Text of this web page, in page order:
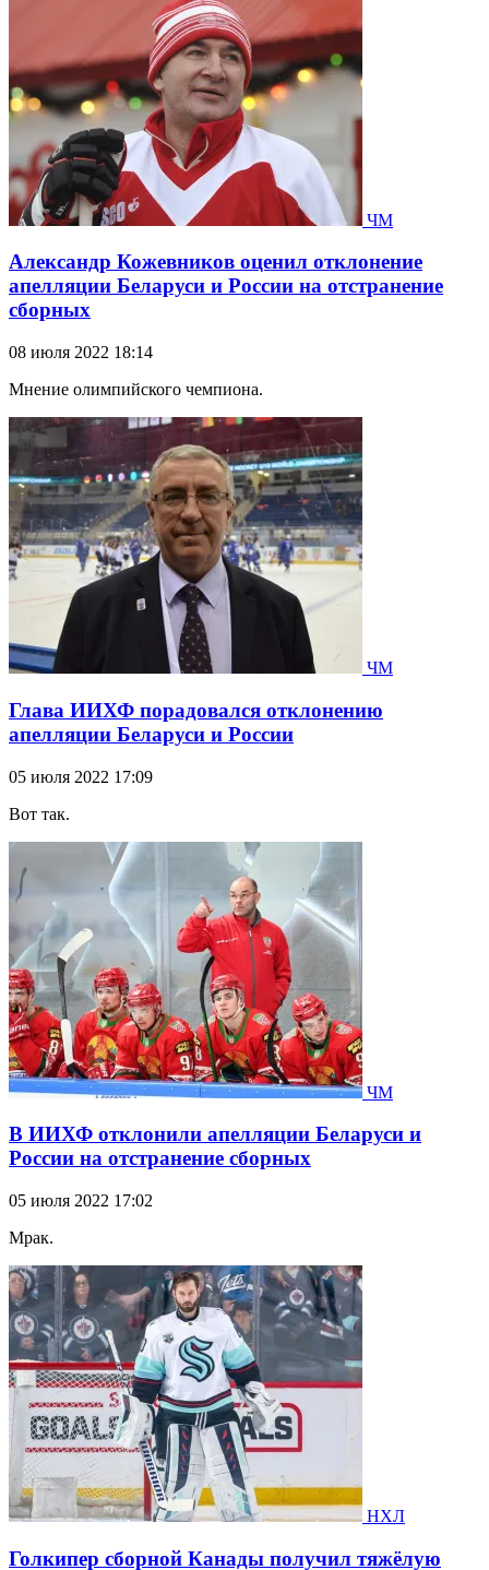
ЧМ
Александр Кожевников оценил отклонение
апелляции Беларуси и России на отстранение
сборных
08 июля 2022 18:14
Мнение олимпийского чемпиона.
ЧМ
Глава ИИХФ порадовался отклонению
апелляции Беларуси и России
05 июля 2022 17:09
Вот так.
ЧМ
В ИИХФ отклонили апелляции Беларуси и
России на отстранение сборных
05 июля 2022 17:02
Мрак.
НХЛ
Голкипер сборной Канады получил тяжёлую